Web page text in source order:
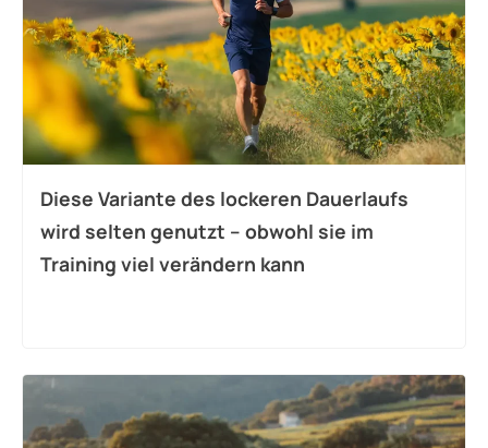
Diese Variante des lockeren Dauerlaufs
wird selten genutzt – obwohl sie im
Training viel verändern kann